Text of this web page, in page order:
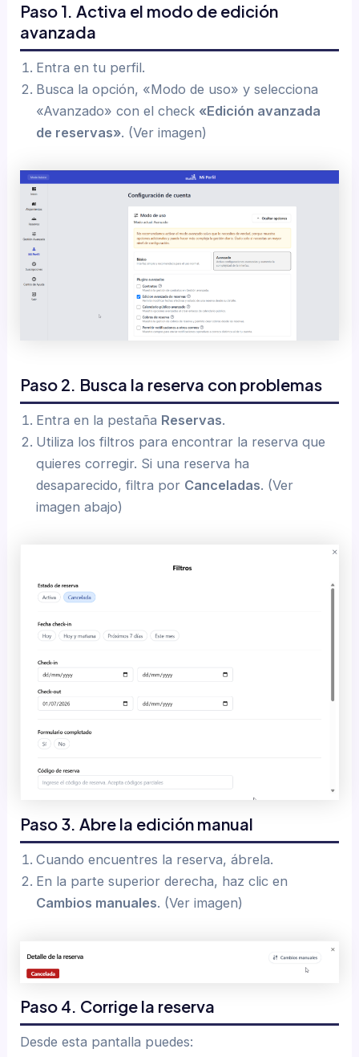
Paso 1. Activa el modo de edición
avanzada
Entra en tu perfil.
Busca la opción, «Modo de uso» y selecciona
«Avanzado» con el check «Edición avanzada
de reservas». (Ver imagen)
Paso 2. Busca la reserva con problemas
Entra en la pestaña Reservas.
Utiliza los filtros para encontrar la reserva que
quieres corregir. Si una reserva ha
desaparecido, filtra por Canceladas. (Ver
imagen abajo)
Paso 3. Abre la edición manual
Cuando encuentres la reserva, ábrela.
En la parte superior derecha, haz clic en
Cambios manuales. (Ver imagen)
Paso 4. Corrige la reserva
Desde esta pantalla puedes: